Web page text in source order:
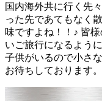
国内海外共に行く先
った先であてもなく
味ですよね！！♪ 皆
いご旅行になるよう
子供がいるので小さ
お待ちしております。